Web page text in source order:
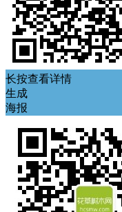
长按查看详情
生成
海报